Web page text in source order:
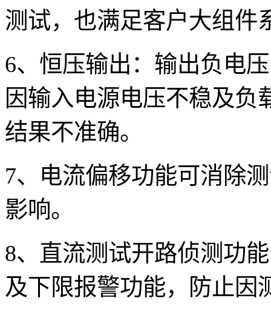
测试，也满足客户大组件
6、 恒压输出：输出负电
因输入电源电压不稳及
结果不准确。
7、电流偏移功能可消除
影响。
8、直流测试开路侦测功
及下限报警功能，防止因